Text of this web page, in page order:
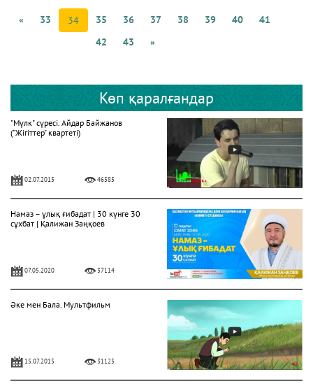
« 33 34 35 36 37 38 39 40
41
42
43 »
Көп қаралғандар
"Мүлк" сүресі. Айдар Байжанов
("Жігіттер" квартеті)
02.07.2015 46585
Намаз – ұлық ғибадат | 30 күнге 30
сұхбат | Қалижан Заңқоев
07.05.2020 37114
Әке мен Бала. Мультфильм
15.07.2015 31125